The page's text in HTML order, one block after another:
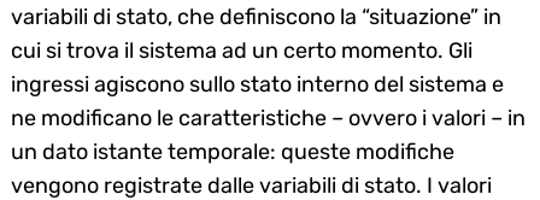
variabili di stato, che definiscono la “situazione” in
cui si trova il sistema ad un certo momento. Gli
ingressi agiscono sullo stato interno del sistema e
ne modificano le caratteristiche – ovvero i valori – in
un dato istante temporale: queste modifiche
vengono registrate dalle variabili di stato. I valori